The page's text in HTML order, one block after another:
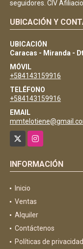
seguidores. CIV
UBICACIÓN Y
UBICACIÓN
Caracas - Miranda -
MÓVIL
+584143159916
TELÉFONO
+584143159916
EMAIL
Instagram
INFORMACIÓN
Inicio
Ventas
Alquiler
Contáctenos
Políticas de privacidad